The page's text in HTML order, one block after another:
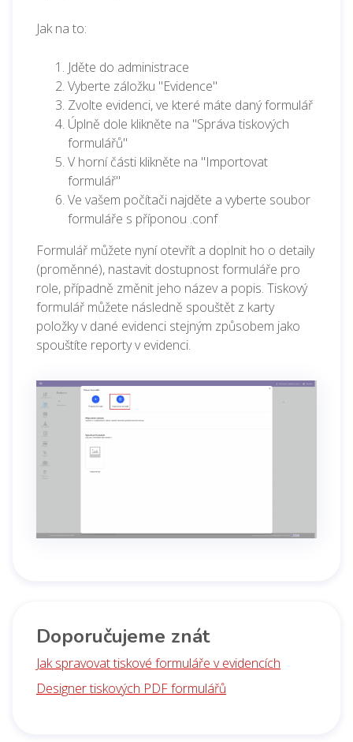
Jak na to:
Jděte do administrace
Vyberte záložku "Evidence"
Zvolte evidenci, ve které máte daný formulář
Úplně dole klikněte na "Správa tiskových
formulářů"
V horní části klikněte na "Importovat
formulář"
Ve vašem počítači najděte a vyberte soubor
formuláře s příponou .conf
Formulář můžete nyní otevřít a doplnit ho o detaily
(proměnné), nastavit dostupnost formuláře pro
role, případně změnit jeho název a popis. Tiskový
formulář můžete následně spouštět z karty
položky v dané evidenci stejným způsobem jako
spouštíte reporty v evidenci.
Doporučujeme znát
Jak spravovat tiskové formuláře v evidencích
Designer tiskových PDF formulářů